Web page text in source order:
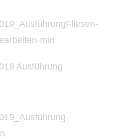
min
Ausführung